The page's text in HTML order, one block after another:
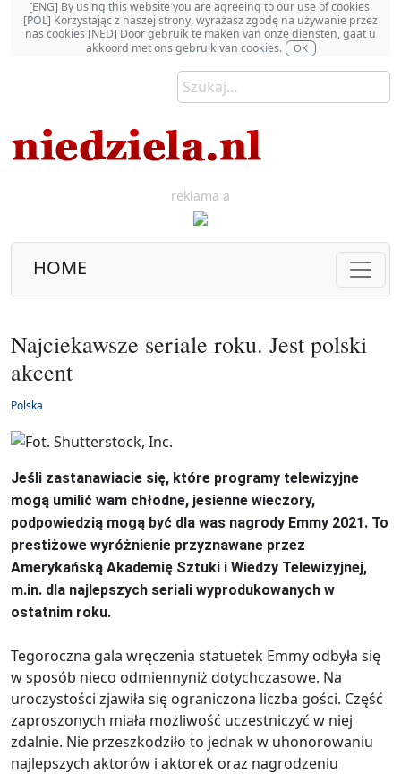
[ENG] By using this website you are agreeing to our use of cookies.
[POL] Korzystając z naszej strony, wyrażasz zgodę na używanie przez
nas cookies [NED] Door gebruik te maken van onze diensten, gaat u
akkoord met ons gebruik van cookies.
OK
reklama a
HOME
Najciekawsze seriale roku. Jest polski
akcent
Polska
Jeśli zastanawiacie się, które programy telewizyjne
mogą umilić wam chłodne, jesienne wieczory,
podpowiedzią mogą być dla was nagrody Emmy 2021. To
prestiżowe wyróżnienie przyznawane przez
Amerykańską Akademię Sztuki i Wiedzy Telewizyjnej,
m.in. dla najlepszych seriali wyprodukowanych w
ostatnim roku.
Tegoroczna gala wręczenia statuetek Emmy odbyła się
w sposób nieco odmiennyniż dotychczasowe. Na
uroczystości zjawiła się ograniczona liczba gości. Część
zaproszonych miała możliwość uczestniczyć w niej
zdalnie. Nie przeszkodziło to jednak w uhonorowaniu
najlepszych aktorów i aktorek oraz nagrodzeniu